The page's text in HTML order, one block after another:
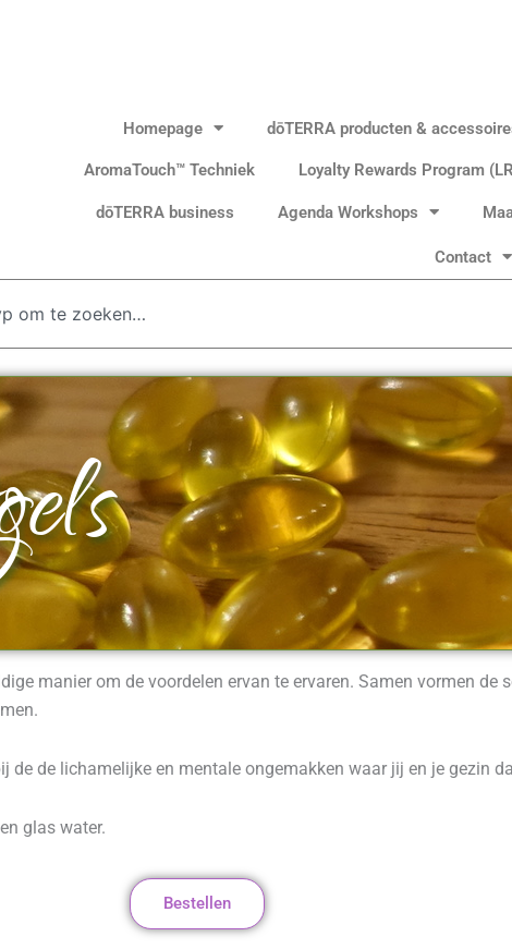
Homepage dōTERRA producten &
AromaTouch™ Techniek Loyalty Rewards Program
dōTERRA business Agenda Workshops
Contact
manier om de voordelen ervan te ervaren. Samen vormen de
de de lichamelijke en mentale ongemakken waar jij en je gezin
glas water.
Bestellen